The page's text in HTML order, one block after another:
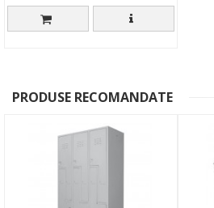
PRODUSE RECOMANDATE